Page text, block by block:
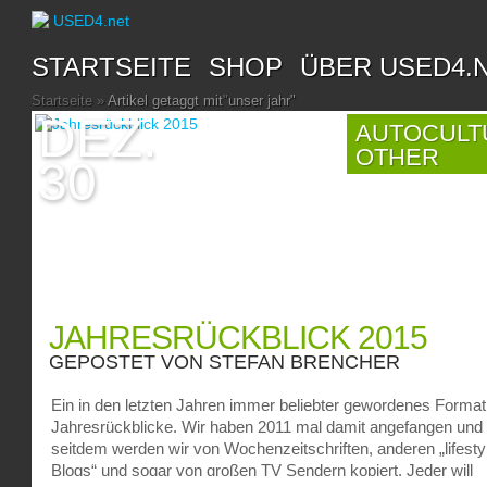
STARTSEITE SHOP ÜBER
Startseite » Artikel getaggt mit"unser jahr"
OTHER
DEZ.
30
JAHRESRÜCKBLICK 2015
GEPOSTET VON STEFAN BRENCHER
Ein in den letzten Jahren immer beliebter gewordenes
Jahresrückblicke. Wir haben 2011 mal damit angefangen und
seitdem werden wir von Wochenzeitschriften, anderen
Blogs“ und sogar von großen TV Sendern kopiert. Jeder will